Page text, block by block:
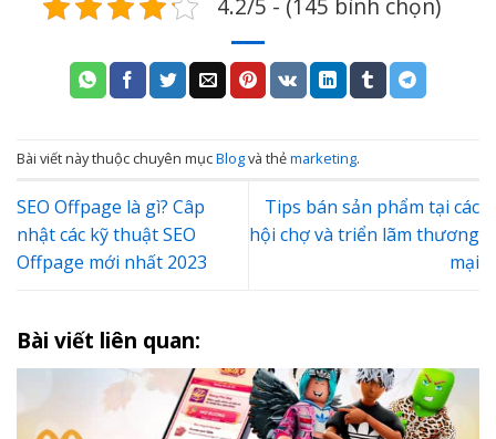
Bài viết này thuộc chuyên mụcBlogvà thẻmarketing.
SEO Offpage là gì? Câp
nhật các kỹ thuật SEO
Offpage mới nhất 2023
Tips bán sản phẩm tại các
hội chợ và triển lãm thương
mại
Bài viết liên quan: